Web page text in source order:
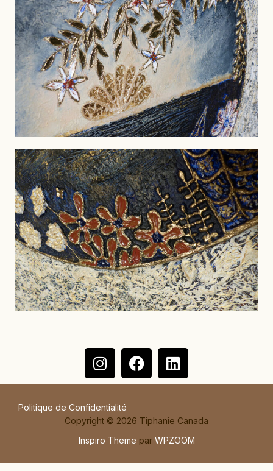
Politique de Confidentialité
Copyright © 2026 Tiphanie Canada
Inspiro Theme par WPZOOM